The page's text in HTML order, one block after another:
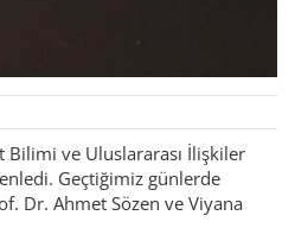
Bilimi ve Uluslararası İlişkiler
Geçtiğimiz günlerde
Dr. Ahmet Sözen ve Viyana